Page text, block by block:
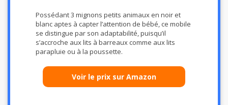
Possédant 3 mignons petits animaux en noir et
blanc aptes à capter l’attention de bébé, ce mobile
se distingue par son adaptabilité, puisqu’il
s’accroche aux lits à barreaux comme aux lits
parapluie ou à la poussette.
Voir le prix sur Amazon